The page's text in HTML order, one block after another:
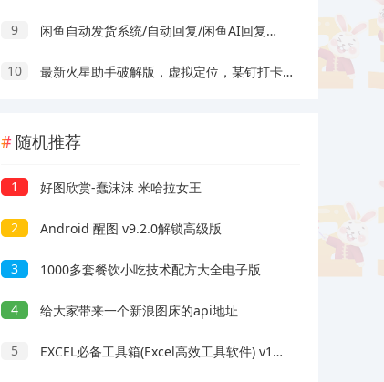
9 闲鱼自动发货系统/自动回复/闲鱼AI回复系统源码
10 最新火星助手破解版，虚拟定位，某钉打卡利器
随机推荐
1 好图欣赏-蠢沫沫 米哈拉女王
2 Android 醒图 v9.2.0解锁高级版
3 1000多套餐饮小吃技术配方大全电子版
4 给大家带来一个新浪图床的api地址
5 EXCEL必备工具箱(Excel高效工具软件) v19.20 免费版